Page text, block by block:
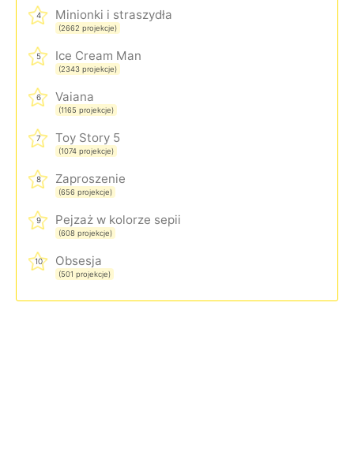
4 Minionki i straszydła
(2662 projekcje)
5 Ice Cream Man
(2343 projekcje)
6 Vaiana
(1165 projekcje)
7 Toy Story 5
(1074 projekcje)
8 Zaproszenie
(656 projekcje)
9 Pejzaż w kolorze sepii
(608 projekcje)
10 Obsesja
(501 projekcje)